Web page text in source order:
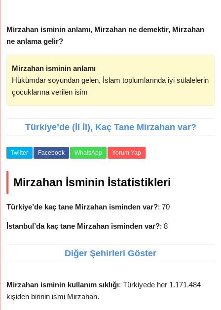
Mirzahan isminin anlamı, Mirzahan ne demektir, Mirzahan
ne anlama gelir?
Mirzahan isminin anlamı
Hükümdar soyundan gelen, İslam toplumlarında iyi sülalelerin
çocuklarına verilen isim
Türkiye’de (İl İl), Kaç Tane Mirzahan var?
Twitter Facebook WhatsApp Yorum Yap
Mirzahan İsminin İstatistikleri
Türkiye’de kaç tane Mirzahan isminden var?: 70
İstanbul’da kaç tane Mirzahan isminden var?: 8
Diğer Şehirleri Göster
Mirzahan isminin kullanım sıklığı: Türkiyede her 1.171.484
kişiden birinin ismi Mirzahan.